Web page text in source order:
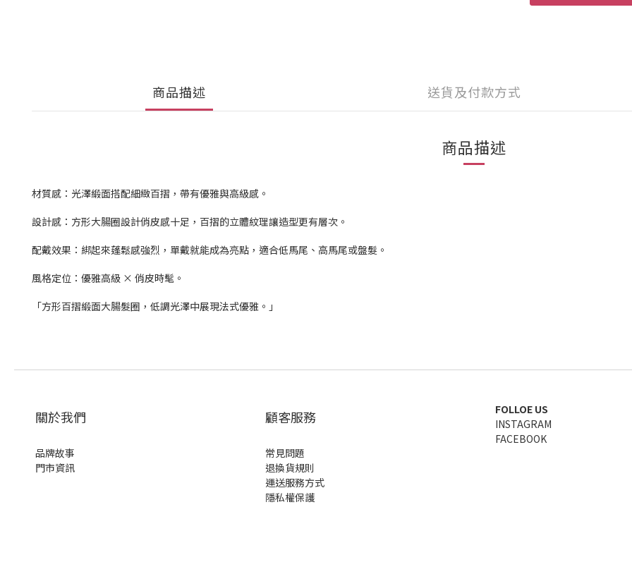
商品描述 送貨及付款方式
商品描述
材質感：光澤緞面搭配細緻百摺，帶有優雅與高級感。
設計感：方形大腸圈設計俏皮感十足，百摺的立體紋理讓造型更有層次。
配戴效果：綁起來蓬鬆感強烈，單戴就能成為亮點，適合低馬尾、高馬尾或盤髮。
風格定位：優雅高級 × 俏皮時髦。
「方形百摺緞面大腸髮圈，低調光澤中展現法式優雅。」
關於我們
品牌故事
門市資訊
顧客服務
常見問題
退換貨規則
運送服務方式
隱私權保護
FOLLOE US
INSTAGRAM
FACEBOOK